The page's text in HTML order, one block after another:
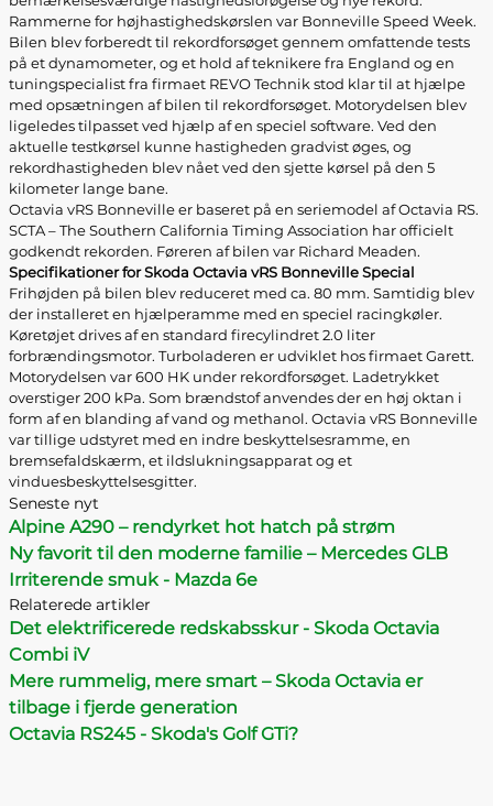
Rammerne for højhastighedskørslen var Bonneville Speed Week.
Bilen blev forberedt til rekordforsøget gennem omfattende tests
på et dynamometer, og et hold af teknikere fra England og en
tuningspecialist fra firmaet REVO Technik stod klar til at hjælpe
med opsætningen af bilen til rekordforsøget. Motorydelsen blev
ligeledes tilpasset ved hjælp af en speciel software. Ved den
aktuelle testkørsel kunne hastigheden gradvist øges, og
rekordhastigheden blev nået ved den sjette kørsel på den 5
kilometer lange bane.
Octavia vRS Bonneville er baseret på en seriemodel af Octavia RS.
SCTA – The Southern California Timing Association har officielt
godkendt rekorden. Føreren af bilen var Richard Meaden.
Specifikationer for Skoda Octavia vRS Bonneville Special
Frihøjden på bilen blev reduceret med ca. 80 mm. Samtidig blev
der installeret en hjælperamme med en speciel racingkøler.
Køretøjet drives af en standard firecylindret 2.0 liter
forbrændingsmotor. Turboladeren er udviklet hos firmaet Garett.
Motorydelsen var 600 HK under rekordforsøget. Ladetrykket
overstiger 200 kPa. Som brændstof anvendes der en høj oktan i
form af en blanding af vand og methanol. Octavia vRS Bonneville
var tillige udstyret med en indre beskyttelsesramme, en
bremsefaldskærm, et ildslukningsapparat og et
vinduesbeskyttelsesgitter.
Seneste nyt
Alpine A290 – rendyrket hot hatch på strøm
Ny favorit til den moderne familie – Mercedes GLB
Irriterende smuk - Mazda 6e
Relaterede artikler
Det elektrificerede redskabsskur - Skoda Octavia
Combi iV
Mere rummelig, mere smart – Skoda Octavia er
tilbage i fjerde generation
Octavia RS245 - Skoda's Golf GTi?